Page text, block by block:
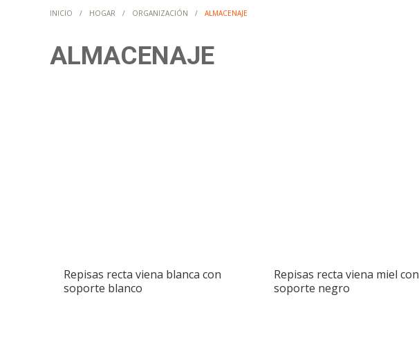
INICIO HOGAR ORGANIZACIÓN ALMACENAJE
ALMACENAJE
Repisas recta viena blanca con
soporte blanco
Repisas recta viena miel con
soporte negro